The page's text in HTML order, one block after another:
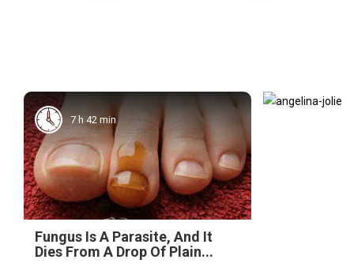
7 h 42 min
Fungus Is A Parasite, And It
Dies From A Drop Of Plain...